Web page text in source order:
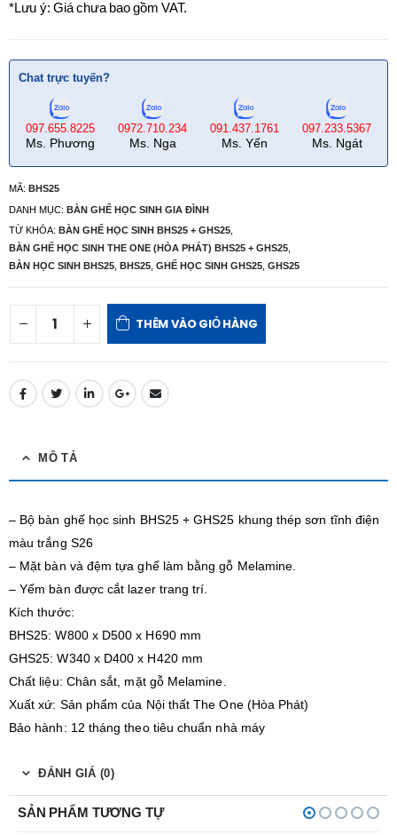
*Lưu ý: Giá chưa bao gồm VAT.
Chat trực tuyến?
097.655.8225
Ms. Phương
0972.710.234
Ms. Nga
091.437.1761
Ms. Yến
097.233.5367
Ms. Ngát
MÃ: BHS25
DANH MỤC: BÀN GHẾ HỌC SINH GIA ĐÌNH
TỪ KHÓA: BÀN GHẾ HỌC SINH BHS25 + GHS25
BÀN GHẾ HỌC SINH THE ONE (HÒA PHÁT) BHS25 + GHS25
BÀN HỌC SINH BHS25
BHS25 GHẾ HỌC SINH GHS25 GHS25
THÊM VÀO GIỎ HÀNG
MÔ TẢ
– Bộ bàn ghế học sinh BHS25 + GHS25 khung thép sơn tĩnh điện
màu trắng S26
– Mặt bàn và đệm tựa ghế làm bằng gỗ Melamine.
– Yếm bàn được cắt lazer trang trí.
Kích thước:
BHS25: W800 x D500 x H690 mm
GHS25: W340 x D400 x H420 mm
Chất liệu: Chân sắt, mặt gỗ Melamine.
Xuất xứ: Sản phẩm của Nội thất The One (Hòa Phát)
Bảo hành: 12 tháng theo tiêu chuẩn nhà máy
ĐÁNH GIÁ (0)
SẢN PHẨM TƯƠNG TỰ